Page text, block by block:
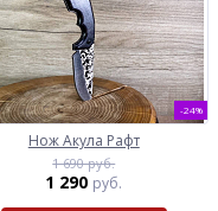
-24%
Нож Акула Рафт
1 690 руб.
1 290 руб.